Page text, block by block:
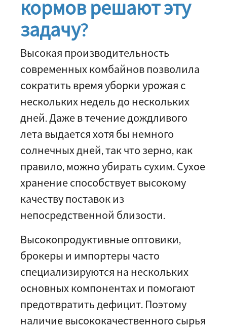
кормов решают эту
задачу?
Высокая производительность
современных комбайнов позволила
сократить время уборки урожая с
нескольких недель до нескольких
дней. Даже в течение дождливого
лета выдается хотя бы немного
солнечных дней, так что зерно, как
правило, можно убирать сухим. Сухое
хранение способствует высокому
качеству поставок из
непосредственной близости.
Высокопродуктивные оптовики,
брокеры и импортеры часто
специализируются на нескольких
основных компонентах и помогают
предотвратить дефицит. Поэтому
наличие высококачественного сырья